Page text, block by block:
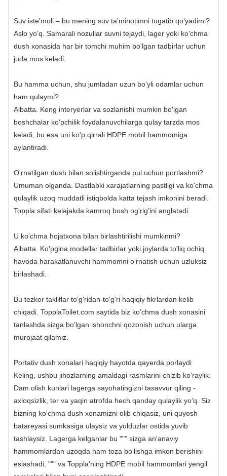
Suv isteʼmoli – bu mening suv taʼminotimni tugatib qoʻyadimi?
Aslo yo'q. Samarali nozullar suvni tejaydi, lager yoki ko'chma
dush xonasida har bir tomchi muhim bo'lgan tadbirlar uchun
juda mos keladi.
Bu hamma uchun, shu jumladan uzun bo'yli odamlar uchun
ham qulaymi?
Albatta. Keng interyerlar va sozlanishi mumkin bo'lgan
boshchalar ko'pchilik foydalanuvchilarga qulay tarzda mos
keladi, bu esa uni ko'p qirrali HDPE mobil hammomiga
aylantiradi.
O'rnatilgan dush bilan solishtirganda pul uchun portlashmi?
Umuman olganda. Dastlabki xarajatlarning pastligi va ko'chma
qulaylik uzoq muddatli istiqbolda katta tejash imkonini beradi.
Toppla sifati kelajakda kamroq bosh og'rig'ini anglatadi.
U ko'chma hojatxona bilan birlashtirilishi mumkinmi?
Albatta. Ko'pgina modellar tadbirlar yoki joylarda to'liq ochiq
havoda harakatlanuvchi hammomni o'rnatish uchun uzluksiz
birlashadi.
Bu tezkor takliflar to'g'ridan-to'g'ri haqiqiy fikrlardan kelib
chiqadi. TopplaToilet.com saytida biz ko'chma dush xonasini
tanlashda sizga bo'lgan ishonchni qozonish uchun ularga
murojaat qilamiz.
Portativ dush xonalari haqiqiy hayotda qayerda porlaydi
Keling, ushbu jihozlarning amaldagi rasmlarini chizib ko'raylik.
Dam olish kunlari lagerga sayohatingizni tasavvur qiling -
axloqsizlik, ter va yaqin atrofda hech qanday qulaylik yo'q. Siz
bizning ko'chma dush xonamizni olib chiqasiz, uni quyosh
batareyasi sumkasiga ulaysiz va yulduzlar ostida yuvib
tashlaysiz. Lagerga kelganlar bu """ sizga an'anaviy
hammomlardan uzoqda ham toza bo'lishga imkon berishini
eslashadi, """ va Toppla'ning HDPE mobil hammomlari yengil